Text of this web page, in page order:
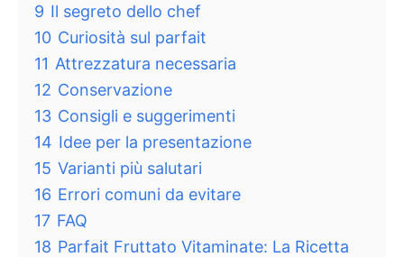
9 Il segreto dello chef
10 Curiosità sul parfait
11 Attrezzatura necessaria
12 Conservazione
13 Consigli e suggerimenti
14 Idee per la presentazione
15 Varianti più salutari
16 Errori comuni da evitare
17 FAQ
18 Parfait Fruttato Vitaminate: La Ricetta